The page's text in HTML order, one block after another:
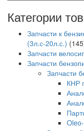
Категории
Запчасти к
(3л.с-20л.с.)
Запчасти
Запчасти
Запчасти
КНР